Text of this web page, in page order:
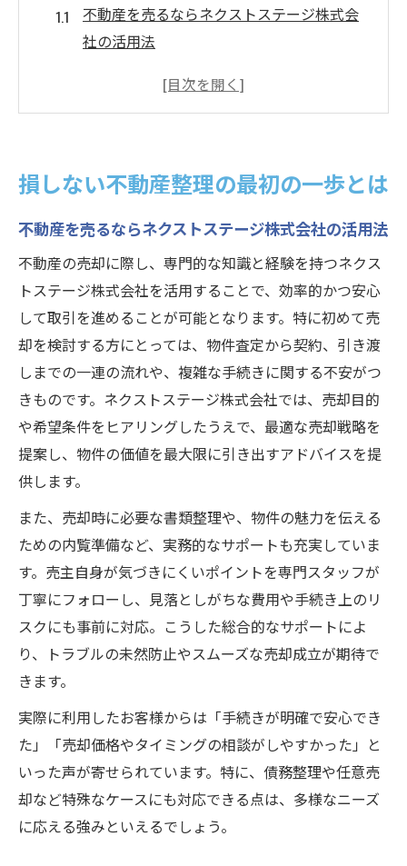
不動産を売るならネクストステージ株式会
社の活用法
売却整理で最初に確認すべき基本ポイント
社が解説する準備のコツ
損しないための不動産整理手順と実践ポイ
不動産売却時に注意したい三大タブー解説
不動産を売るならネクストステージ株式会
社が教える三大タブー
売却時に避けたいNG行動と整理すべき注意
点
現場で失敗しないタブーと整理術の実例
不動産売却でやってはいけない三大タブー
不動産を売るならネクストステージ株式会
社の視点で見るタブー
飛ばしや5%ルールを整理して正しく理解する
不動産売却の5%ルールをネクストステージ
株式会社が整理解説
飛ばしの意味と実務での整理ポイントを理
不動産を売るならネクストステージ株式会
社流・5%ルールの基礎
飛ばしと5%ルールの違いと整理のコツ
売却時に知っておきたいルールと整理法の
実際
損しない不動産整理の最初の一歩とは
不動産を売るならネクストステージ株式会社の活用法
不動産の売却に際し、専門的な知識と経験を持つネクス
トステージ株式会社を活用することで、効率的かつ安心
して取引を進めることが可能となります。特に初めて売
却を検討する方にとっては、物件査定から契約、引き渡
しまでの一連の流れや、複雑な手続きに関する不安がつ
きものです。ネクストステージ株式会社では、売却目的
や希望条件をヒアリングしたうえで、最適な売却戦略を
提案し、物件の価値を最大限に引き出すアドバイスを提
供します。
また、売却時に必要な書類整理や、物件の魅力を伝える
ための内覧準備など、実務的なサポートも充実していま
す。売主自身が気づきにくいポイントを専門スタッフが
丁寧にフォローし、見落としがちな費用や手続き上のリ
スクにも事前に対応。こうした総合的なサポートによ
り、トラブルの未然防止やスムーズな売却成立が期待で
きます。
実際に利用したお客様からは「手続きが明確で安心でき
た」「売却価格やタイミングの相談がしやすかった」と
いった声が寄せられています。特に、債務整理や任意売
却など特殊なケースにも対応できる点は、多様なニーズ
に応える強みといえるでしょう。